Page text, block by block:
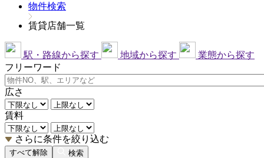
物件検索
賃貸店舗一覧
駅・路線から探す 地域から探す
業態から探す
フリーワード
広さ
賃料
さらに条件を絞り込む
すべて解除 検索